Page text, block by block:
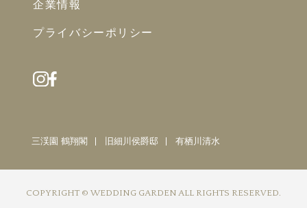
企業情報
プライバシーポリシー
三渓園 鶴翔閣 旧細川侯爵邸 有栖川清水
COPYRIGHT © WEDDING GARDEN ALL RIGHTS RESERVED.